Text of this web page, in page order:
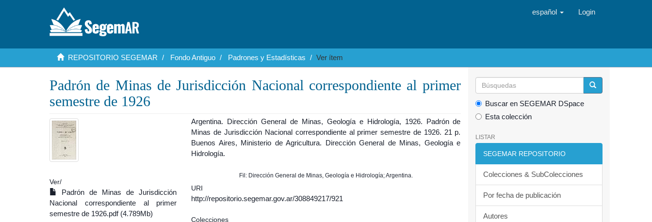
español Login
REPOSITORIO SEGEMAR Fondo Antiguo Padrones y Estadísticas Ver ítem
Padrón de Minas de Jurisdicción Nacional correspondiente al primer
semestre de 1926
Ver/
Padrón de Minas de Jurisdicción
Nacional correspondiente al primer
semestre de 1926.pdf (4.789Mb)
Argentina. Dirección General de Minas, Geología e Hidrología, 1926. Padrón de
Minas de Jurisdicción Nacional correspondiente al primer semestre de 1926. 21 p.
Buenos Aires, Ministerio de Agricultura. Dirección General de Minas, Geología e
Hidrología.
Fil: Dirección General de Minas, Geología e Hidrología; Argentina.
URI
http://repositorio.segemar.gov.ar/308849217/921
Colecciones
Buscar en SEGEMAR DSpace
Esta colección
LISTAR
SEGEMAR REPOSITORIO
Colecciones & SubColecciones
Por fecha de publicación
Autores